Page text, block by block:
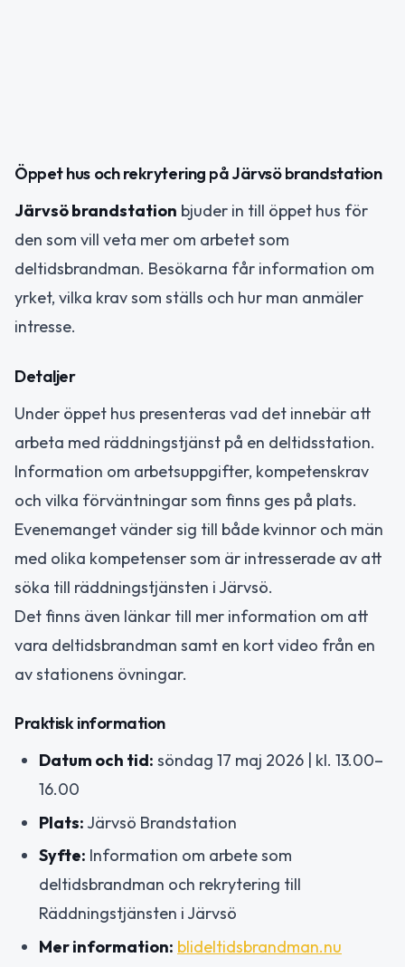
Öppet hus och rekrytering på Järvsö brandstation
Järvsö brandstation bjuder in till öppet hus för
den som vill veta mer om arbetet som
deltidsbrandman. Besökarna får information om
yrket, vilka krav som ställs och hur man anmäler
intresse.
Detaljer
Under öppet hus presenteras vad det innebär att
arbeta med räddningstjänst på en deltidsstation.
Information om arbetsuppgifter, kompetenskrav
och vilka förväntningar som finns ges på plats.
Evenemanget vänder sig till både kvinnor och män
med olika kompetenser som är intresserade av att
söka till räddningstjänsten i Järvsö.
Det finns även länkar till mer information om att
vara deltidsbrandman samt en kort video från en
av stationens övningar.
Praktisk information
Datum och tid: söndag 17 maj 2026 | kl. 13.00–
16.00
Plats: Järvsö Brandstation
Syfte: Information om arbete som
deltidsbrandman och rekrytering till
Räddningstjänsten i Järvsö
Mer information: blideltidsbrandman.nu